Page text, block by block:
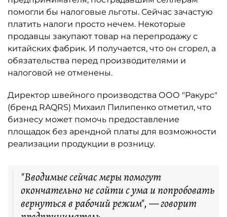
помогли бы налоговые льготы. Сейчас зачастую
платить налоги просто нечем. Некоторые
продавцы закупают товар на перепродажу с
китайских фабрик. И получается, что он сгорел, а
обязательства перед производителями и
налоговой не отменены.
Директор швейного производства ООО "Ракурс"
(бренд RAQRS) Михаил Пилипенко отметил, что
бизнесу может помочь предоставление
площадок без арендной платы для возможности
реализации продукции в розницу.
"Вводимые сейчас меры помогут
окончательно не сойти с ума и попробовать
вернуться в рабочий режим", — говорит